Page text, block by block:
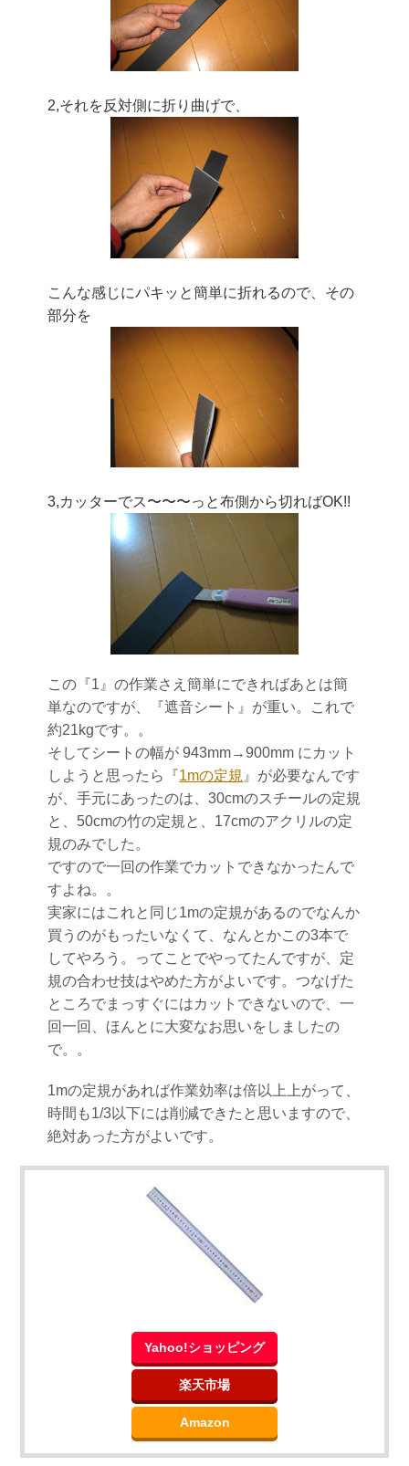
2,それを反対側に折り曲げで、
こんな感じにパキッと簡単に折れるので、その
部分を
3,カッターでス〜〜〜っと布側から切ればOK!!
この『1』の作業さえ簡単にできればあとは簡
単なのですが、『遮音シート』が重い。これで
約21kgです。。
そしてシートの幅が 943mm→900mm にカット
しようと思ったら『1mの定規 』が必要なんです
が、手元にあったのは、30cmのスチールの定規
と、50cmの竹の定規と、17cmのアクリルの定
規のみでした。
ですので一回の作業でカットできなかったんで
すよね。。
実家にはこれと同じ1mの定規があるのでなんか
買うのがもったいなくて、なんとかこの3本で
してやろう。ってことでやってたんですが、定
規の合わせ技はやめた方がよいです。つなげた
ところでまっすぐにはカットできないので、一
回一回、ほんとに大変なお思いをしましたの
で。。
1mの定規があれば作業効率は倍以上上がって、
時間も1/3以下には削減できたと思いますので、
絶対あった方がよいです。
Yahoo!ショッピング
楽天市場
Amazon